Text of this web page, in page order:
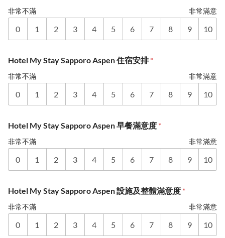
非常不滿 非常滿意
0 1 2 3 4 5 6 7 8 9 10
Hotel My Stay Sapporo Aspen 住宿安排*
非常不滿 非常滿意
0 1 2 3 4 5 6 7 8 9 10
Hotel My Stay Sapporo Aspen 早餐滿意度 *
非常不滿 非常滿意
0 1 2 3 4 5 6 7 8 9 10
Hotel My Stay Sapporo Aspen 設施及整體滿意度 *
非常不滿 非常滿意
0 1 2 3 4 5 6 7 8 9 10